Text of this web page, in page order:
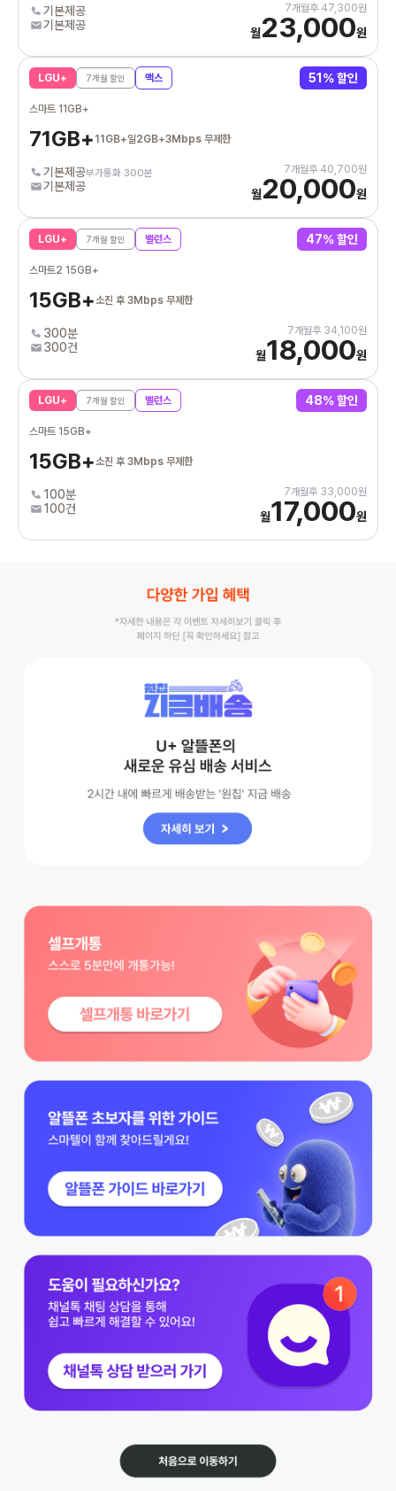
기본제공
기본제공
7개월후 47,300원
월23,000원
LGU+ 7개월 할인 맥스 51 % 할인
스마트 11GB+
71GB+ 11GB+일2GB+3Mbps 무제한
기본제공부가통화 300분
기본제공
7개월후 40,700원
월20,000원
LGU+ 7개월 할인 밸런스 47% 할인
스마트2 15GB+
15GB+소진 후 3Mbps 무제한
300분
300건
7개월후 34,100원
월18,000원
LGU+ 7개월 할인 밸런스 48% 할인
스마트 15GB+
15GB+소진 후 3Mbps 무제한
100분
100건
7개월후 33,000원
월17,000원